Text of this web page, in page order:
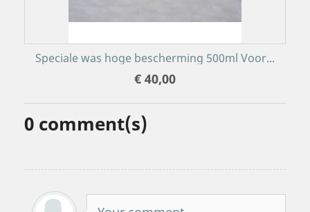
Speciale was hoge bescherming 500ml Voor...
€ 40,00
0 comment(s)